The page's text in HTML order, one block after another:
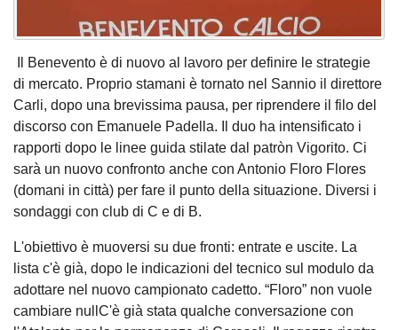
Il Benevento è di nuovo al lavoro per definire le strategie
di mercato. Proprio stamani è tornato nel Sannio il direttore
Carli, dopo una brevissima pausa, per riprendere il filo del
discorso con Emanuele Padella. Il duo ha intensificato i
rapporti dopo le linee guida stilate dal patròn Vigorito. Ci
sarà un nuovo confronto anche con Antonio Floro Flores
(domani in città) per fare il punto della situazione. Diversi i
sondaggi con club di C e di B.
L'obiettivo è muoversi su due fronti: entrate e uscite. La
lista c'è già, dopo le indicazioni del tecnico sul modulo da
adottare nel nuovo campionato cadetto. “Floro” non vuole
cambiare nullC'è già stata qualche conversazione con